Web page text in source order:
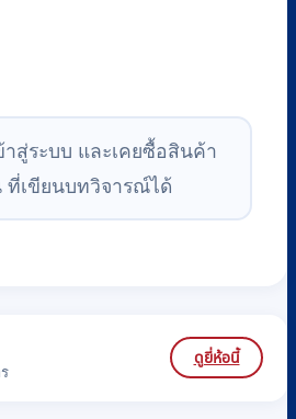
าสู่ระบบ และเคยซื้อสินค้า
ที่เขียนบทวิจารณ์ได้
ดูยี่ห้อนี้